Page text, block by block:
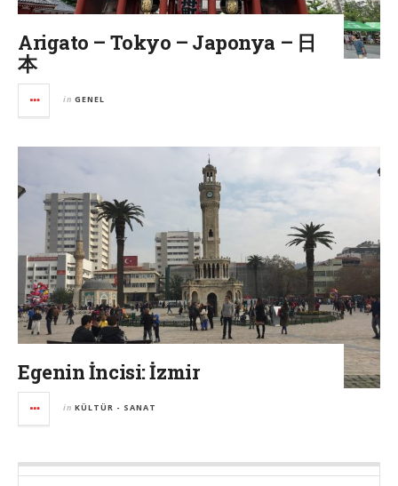
Arigato – Tokyo – Japonya – 日
本
in GENEL
Egenin İncisi: İzmir
in KÜLTÜR - SANAT